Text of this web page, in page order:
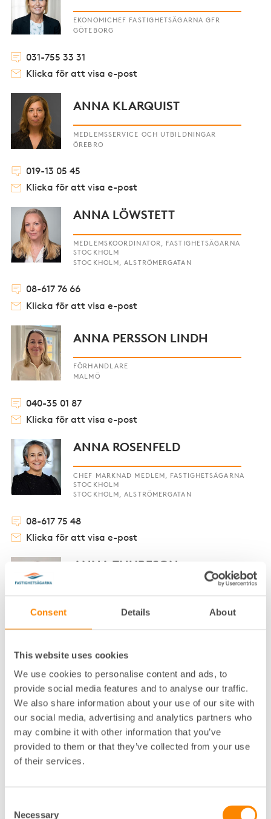
Consent Details About
This website uses cookies
We use cookies to personalise content and ads, to
provide social media features and to analyse our traffic.
We also share information about your use of our site with
our social media, advertising and analytics partners who
may combine it with other information that you’ve
provided to them or that they’ve collected from your use
of their services.
Necessary
EKONOMICHEF FASTIGHETSÄGARNA GFR
GÖTEBORG
031-755 33 31
Klicka för att visa e-post
ANNA KLARQUIST
MEDLEMSSERVICE OCH UTBILDNINGAR
ÖREBRO
019-13 05 45
Klicka för att visa e-post
ANNA LÖWSTETT
MEDLEMSKOORDINATOR, FASTIGHETSÄGARNA
STOCKHOLM
STOCKHOLM, ALSTRÖMERGATAN
08-617 76 66
Klicka för att visa e-post
ANNA PERSSON LINDH
FÖRHANDLARE
MALMÖ
040-35 01 87
Klicka för att visa e-post
ANNA ROSENFELD
CHEF MARKNAD MEDLEM, FASTIGHETSÄGARNA
STOCKHOLM
STOCKHOLM, ALSTRÖMERGATAN
08-617 75 48
Klicka för att visa e-post
ANNA THURESON
STOCKHOLM, DROTTNINGGATAN
Klicka för att visa e-post
ANNA WAXIN
VD FASTIGHETSÄGARNA STOCKHOLM OCH
FASTIGHETSÄGARNA SERVICE STOCKHOLM
STOCKHOLM, ALSTRÖMERGATAN
08-617 75 00